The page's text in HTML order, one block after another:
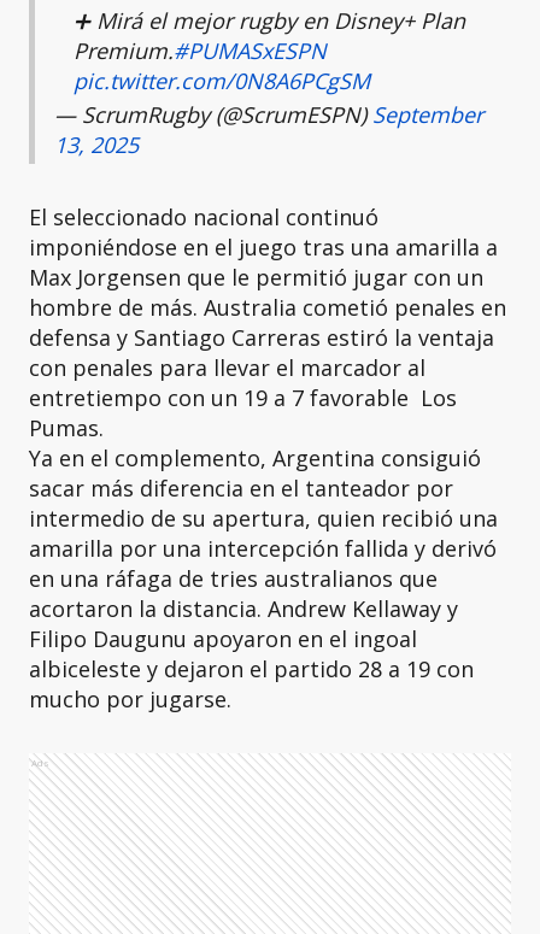
➕ Mirá el mejor rugby en Disney+ Plan
Premium.#PUMASxESPN
pic.twitter.com/0N8A6PCgSM
— ScrumRugby (@ScrumESPN)September
13, 2025
El seleccionado nacional continuó
imponiéndose en el juego tras una amarilla a
Max Jorgensen que le permitió jugar con un
hombre de más. Australia cometió penales en
defensa y Santiago Carreras estiró la ventaja
con penales para llevar el marcador al
entretiempo con un 19 a 7 favorable Los
Pumas.
Ya en el complemento, Argentina consiguió
sacar más diferencia en el tanteador por
intermedio de su apertura, quien recibió una
amarilla por una intercepción fallida y derivó
en una ráfaga de tries australianos que
acortaron la distancia. Andrew Kellaway y
Filipo Daugunu apoyaron en el ingoal
albiceleste y dejaron el partido 28 a 19 con
mucho por jugarse.
Ads